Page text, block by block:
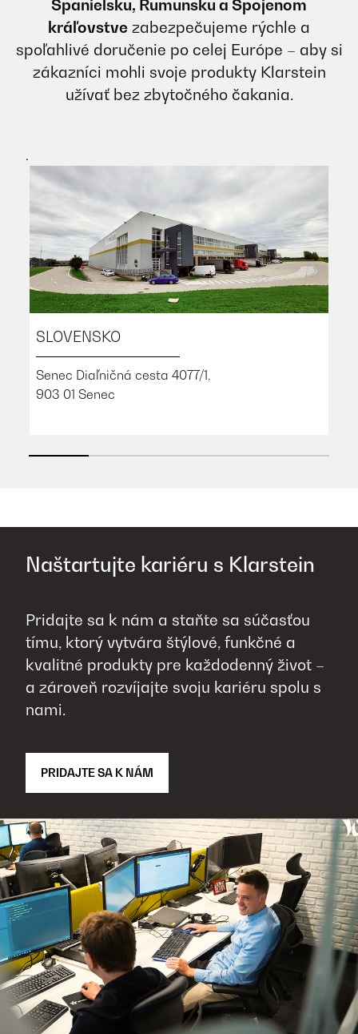
Španielsku, Rumunsku a Spojenom
kráľovstve zabezpečujeme rýchle a
spoľahlivé doručenie po celej Európe – aby si
zákazníci mohli svoje produkty Klarstein
užívať bez zbytočného čakania.
.
SLOVENSKO
Senec Diaľničná cesta 4077/1,
903 01 Senec
Naštartujte kariéru s Klarstein
Pridajte sa k nám a staňte sa súčasťou
tímu, ktorý vytvára štýlové, funkčné a
kvalitné produkty pre každodenný život –
a zároveň rozvíjajte svoju kariéru spolu s
nami.
PRIDAJTE SA K NÁM